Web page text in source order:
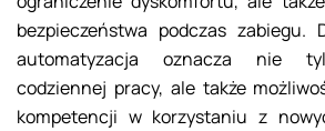
bezpieczeństwa podczas zabiegu.
automatyzacja oznacza nie
codziennej pracy, ale także
kompetencji w korzystaniu z